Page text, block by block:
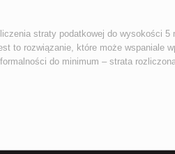
straty podatkowej do wysokości 5
to rozwiązanie, które może wspaniale
do minimum – strata